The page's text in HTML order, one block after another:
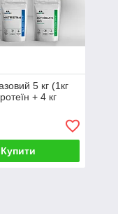
5 кг (1кг
+ 4 кг
Купити